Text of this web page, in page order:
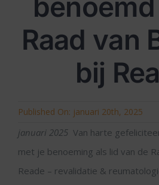
Raad van
bij
Published On: januari 20th, 2025
januari 2025Van harte
met je benoeming als lid van de
Reade – revalidatie &